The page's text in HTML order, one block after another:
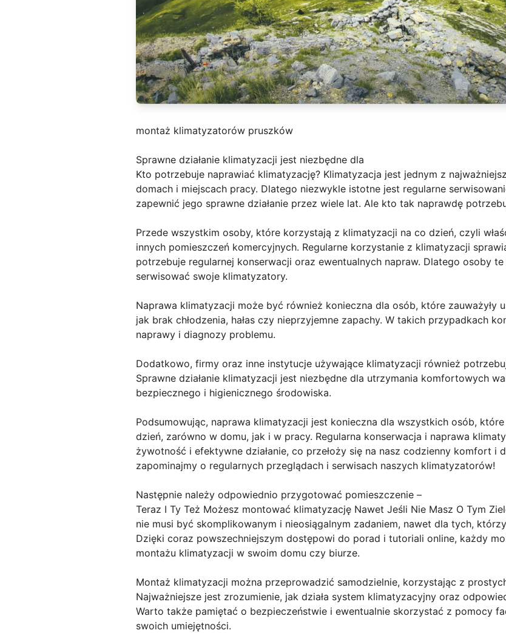
montaż klimatyzatorów pruszków
Sprawne działanie klimatyzacji jest niezbędne dla
Kto potrzebuje naprawiać klimatyzację? Klimatyzacja jest jednym z
domach i miejscach pracy. Dlatego niezwykle istotne jest regularne
zapewnić jego sprawne działanie przez wiele lat. Ale kto tak naprawdę
Przede wszystkim osoby, które korzystają z klimatyzacji na co dzień, czyli
innych pomieszczeń komercyjnych. Regularne korzystanie z klimatyzacji
potrzebuje regularnej konserwacji oraz ewentualnych napraw. Dlatego osoby
serwisować swoje klimatyzatory.
Naprawa klimatyzacji może być również konieczna dla osób, które zauważyły
jak brak chłodzenia, hałas czy nieprzyjemne zapachy. W takich przypadkach
naprawy i diagnozy problemu.
Dodatkowo, firmy oraz inne instytucje używające klimatyzacji również
Sprawne działanie klimatyzacji jest niezbędne dla utrzymania komfortowych
bezpiecznego i higienicznego środowiska.
Podsumowując, naprawa klimatyzacji jest konieczna dla wszystkich osób,
dzień, zarówno w domu, jak i w pracy. Regularna konserwacja i naprawa
żywotność i efektywne działanie, co przełoży się na nasz codzienny komfort i
zapominajmy o regularnych przeglądach i serwisach naszych klimatyzatorów!
Następnie należy odpowiednio przygotować pomieszczenie –
Teraz I Ty Też Możesz montować klimatyzację Nawet Jeśli Nie Masz O Tym
nie musi być skomplikowanym i nieosiągalnym zadaniem, nawet dla tych,
Dzięki coraz powszechniejszym dostępowi do porad i tutoriali online, każdy
montażu klimatyzacji w swoim domu czy biurze.
Montaż klimatyzacji można przeprowadzić samodzielnie, korzystając z
Najważniejsze jest zrozumienie, jak działa system klimatyzacyjny oraz
Warto także pamiętać o bezpieczeństwie i ewentualnie skorzystać z pomocy
swoich umiejętności.